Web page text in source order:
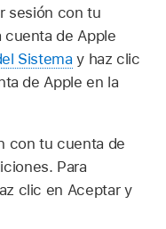
sesión con tu
cuenta de Apple
Sistema y haz clic
de Apple en la
con tu cuenta de
Para
clic en Aceptar y